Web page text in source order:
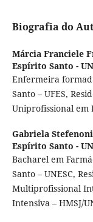
Biografia do
Márcia Franciele
Espírito Santo -
Enfermeira
Santo – UFES,
Uniprofissional em
Gabriela
Espírito Santo -
Bacharel em
Santo – UNESC,
Multiprofissional
Intensiva – HMSJ/